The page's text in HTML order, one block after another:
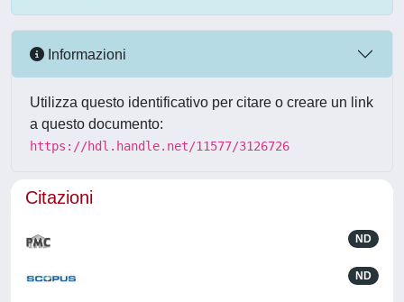
Informazioni
Utilizza questo identificativo per citare o creare un link
a questo documento:
https://hdl.handle.net/11577/3126726
Citazioni
ND
ND